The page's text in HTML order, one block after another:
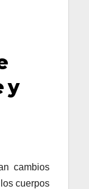
y
cambios
cuerpos